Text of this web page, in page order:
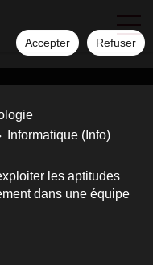
Accepter Refuser
Informatique (Info)
les aptitudes
dans une équipe